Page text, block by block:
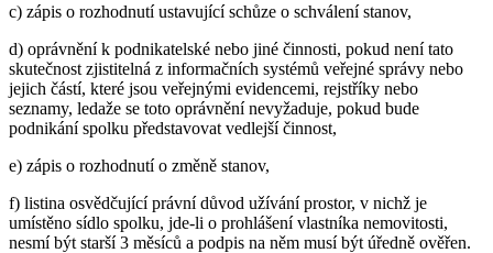
c) zápis o rozhodnutí ustavující schůze o schválení stanov,
d) oprávnění k podnikatelské nebo jiné činnosti, pokud není tato
skutečnost zjistitelná z informačních systémů veřejné správy nebo
jejich částí, které jsou veřejnými evidencemi, rejstříky nebo
seznamy, ledaže se toto oprávnění nevyžaduje, pokud bude
podnikání spolku představovat vedlejší činnost,
e) zápis o rozhodnutí o změně stanov,
f) listina osvědčující právní důvod užívání prostor, v nichž je
umístěno sídlo spolku, jde-li o prohlášení vlastníka nemovitosti,
nesmí být starší 3 měsíců a podpis na něm musí být úředně ověřen.